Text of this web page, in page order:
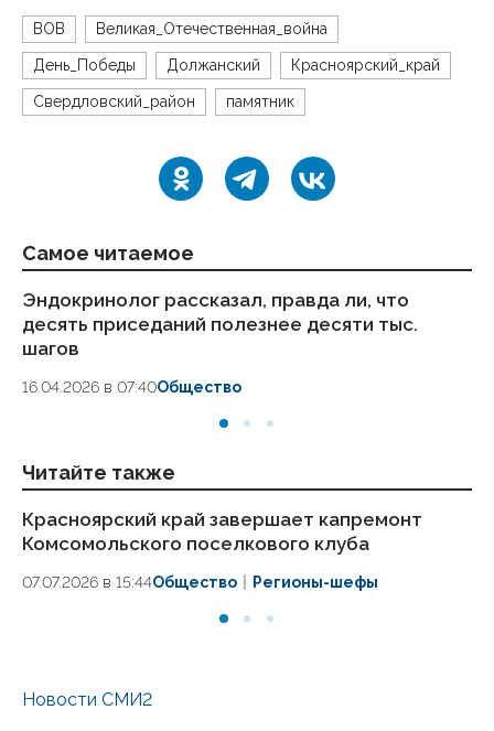
ВОВ Великая_Отечественная_война
День_Победы Должанский Красноярский_край
Свердловский_район памятник
Самое читаемое
Эндокринолог рассказал, правда ли, что
десять приседаний полезнее десяти тыс.
шагов
16.04.2026 в 07:40Общество
Читайте также
Красноярский край завершает капремонт
Комсомольского поселкового клуба
07.07.2026 в 15:44Общество Регионы-шефы
Новости СМИ2